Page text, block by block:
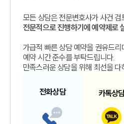
모든 상담은 전문변호사가 사건 검
전문적으로 진행하기에 예약제로
가급적 빠른 상담 예약을 권유드리
예약 시간 준수를 부탁드립니다.
만족스러운 상담을 위해 최선을 다
전화상담 카톡상